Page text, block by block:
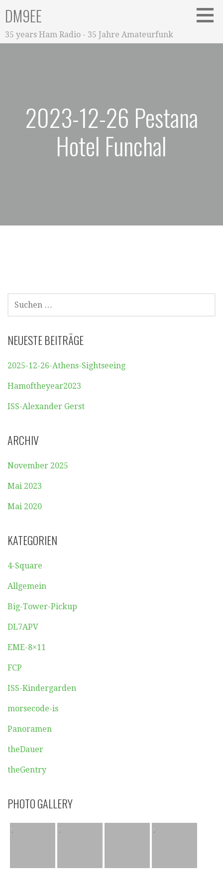
Inhalt
springen
DM9EE
35 years Ham Radio - 35 Jahre Amateurfunk
2023-12-26 Pestana
Hotel Funchal
SUCHEN
NACH:
NEUESTE BEITRÄGE
2025-12-26-Athens-Sightseeing
Hamoftheyear2023
ISS-Alexander Gerst
ARCHIV
November 2025
Mai 2023
Mai 2020
KATEGORIEN
4-Square
Allgemein
Big-Tower-Pickup
DL7APV
EME-8×11
FCP
ISS-Kindergarden
morsecode-is
Panoramen
theDauer
theGentry
PHOTO GALLERY